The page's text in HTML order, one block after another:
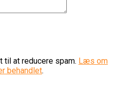
til at reducere spam. Læs om
behandlet.